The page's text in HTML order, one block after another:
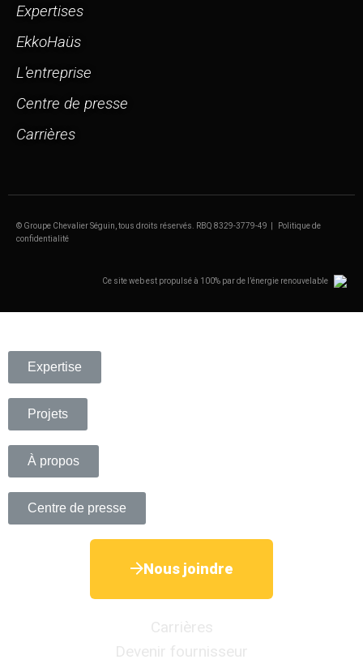
Expertises
EkkoHaüs
L'entreprise
Centre de presse
Carrières
© Groupe Chevalier Séguin, tous droits réservés. RBQ 8329-3779-49 |
Politique de
confidentialité
Ce site web est propulsé à 100% par de l’énergie renouvelable
Expertise
Projets
À propos
Centre de presse
Nous joindre